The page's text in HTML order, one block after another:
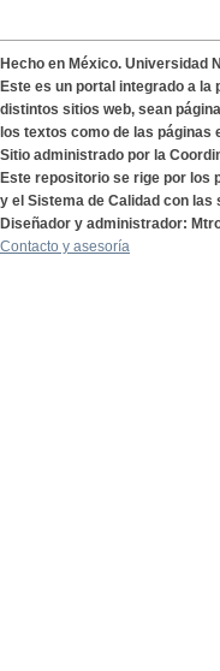
Hecho en México. Universidad
Este es un portal integrado a
distintos sitios web, sean
los textos como de las
Sitio administrado por la
Este repositorio se rige por los
y el Sistema de Calidad con
Diseñador y administrador:
Contacto y asesoría